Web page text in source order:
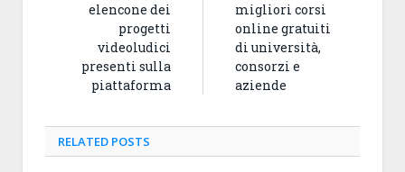
elencone dei
progetti
videoludici
presenti sulla
piattaforma
migliori corsi
online gratuiti
di università,
consorzi e
aziende
RELATED POSTS